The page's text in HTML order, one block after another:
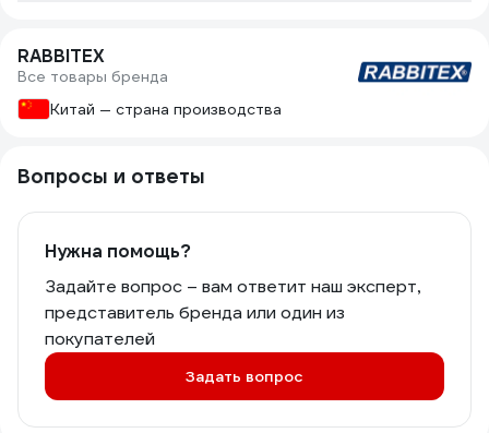
RABBITEX
Все товары бренда
Китай — страна производства
Вопросы и ответы
Нужна помощь?
Задайте вопрос – вам ответит наш эксперт,
представитель бренда или один из
покупателей
Задать вопрос